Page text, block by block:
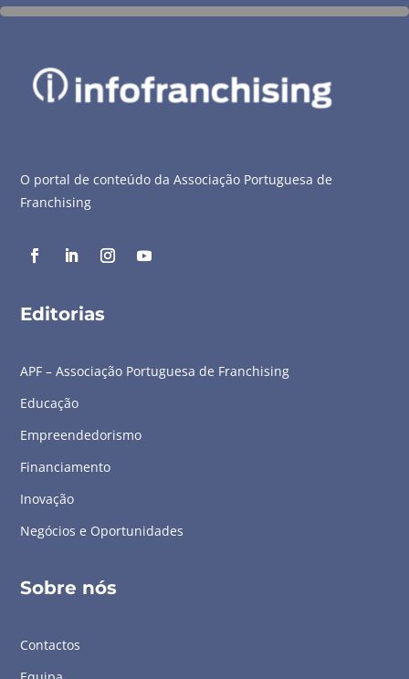
O portal de conteúdo da Associação Portuguesa de
Franchising
Editorias
APF – Associação Portuguesa de Franchising
Educação
Empreendedorismo
Financiamento
Inovação
Negócios e Oportunidades
Sobre nós
Contactos